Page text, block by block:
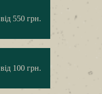
від 550 грн.
від 100 грн.